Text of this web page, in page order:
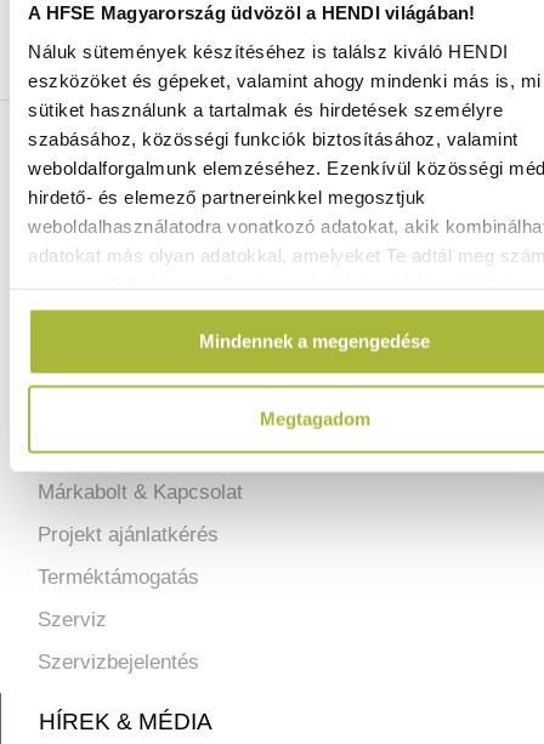
A HFSE Magyarország üdvözöl a HENDI világában!
Náluk sütemények készítéséhez is találsz kiváló HENDI
eszközöket és gépeket, valamint ahogy mindenki más is,
sütiket használunk a tartalmak és hirdetések személyre
szabásához, közösségi funkciók biztosításához, valamint
weboldalforgalmunk elemzéséhez. Ezenkívül közösségi
hirdető- és elemező partnereinkkel megosztjuk
weboldalhasználatodra vonatkozó adatokat, akik
adatokat más olyan adatokkal, amelyeket Te adtál meg
Mindennek a megengedése
Megtagadom
Szállítás akár 1 munkanapon belül
Mindig a legkedvezőbb HENDI árak
Több mint 2000 termék raktáron
ELÉRHETŐSÉGEINK
06 (1) 770 1100
info@hfse.hu
KAPCSOLAT & TÁMOGATÁS
Márkabolt & Kapcsolat
Projekt ajánlatkérés
Terméktámogatás
Szerviz
Szervizbejelentés
HÍREK & MÉDIA